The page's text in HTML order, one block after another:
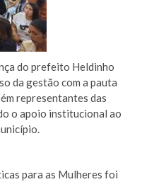
do prefeito Heldinho
da gestão com a pauta
representantes das
o apoio institucional ao
para as Mulheres foi